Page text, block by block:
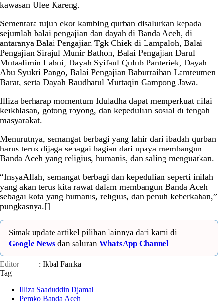
kawasan Ulee Kareng.
Sementara tujuh ekor kambing qurban disalurkan kepada
sejumlah balai pengajian dan dayah di Banda Aceh, di
antaranya Balai Pengajian Tgk Chiek di Lampaloh, Balai
Pengajian Sirajul Munir Bathoh, Balai Pengajian Darul
Mutaalimin Labui, Dayah Syifaul Qulub Panteriek, Dayah
Abu Syukri Pango, Balai Pengajian Baburraihan Lamteumen
Barat, serta Dayah Raudhatul Muttaqin Gampong Jawa.
Illiza berharap momentum Iduladha dapat memperkuat nilai
keikhlasan, gotong royong, dan kepedulian sosial di tengah
masyarakat.
Menurutnya, semangat berbagi yang lahir dari ibadah qurban
harus terus dijaga sebagai bagian dari upaya membangun
Banda Aceh yang religius, humanis, dan saling menguatkan.
“InsyaAllah, semangat berbagi dan kepedulian seperti inilah
yang akan terus kita rawat dalam membangun Banda Aceh
sebagai kota yang humanis, religius, dan penuh keberkahan,”
pungkasnya.[]
Simak update artikel pilihan lainnya dari kami di
Google News dan saluran WhatsApp Channel
Editor
: Ikbal Fanika
Tag
Illiza Saaduddin Djamal
Pemko Banda Aceh